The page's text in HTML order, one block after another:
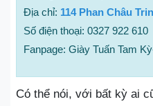
Địa chỉ: 114 Phan Châu
Số điện thoại: 0327 922 610
Fanpage: Giày Tuấn Tam
Có thể nói, với bất kỳ ai